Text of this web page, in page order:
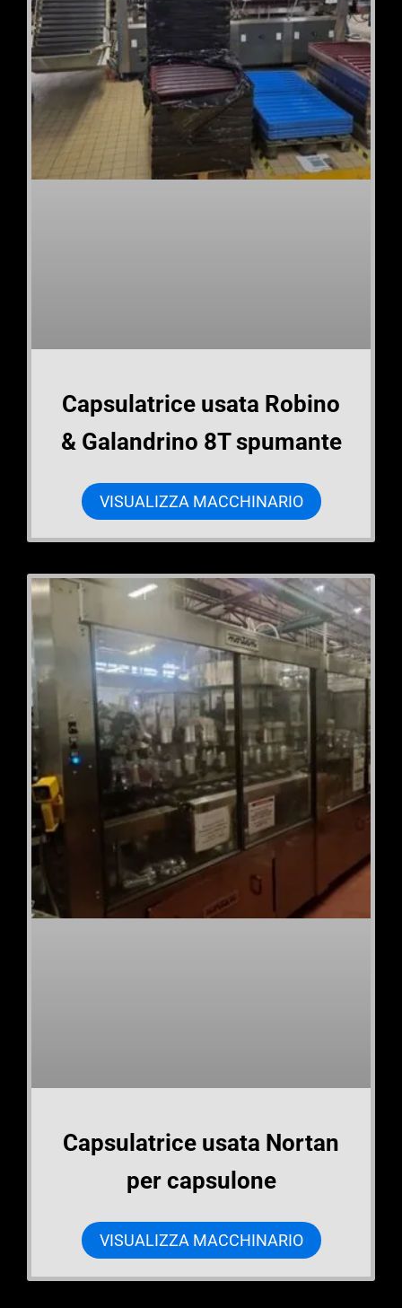
Capsulatrice usata Robino
& Galandrino 8T spumante
VISUALIZZA MACCHINARIO
Capsulatrice usata Nortan
per capsulone
VISUALIZZA MACCHINARIO